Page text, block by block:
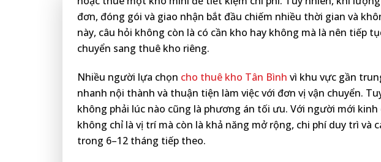
đơn, đóng gói và giao nhận bắt đầu chiếm nhiều thời gian và
này, câu hỏi không còn là có cần kho hay không mà là nên tiếp
chuyển sang thuê kho riêng.
Nhiều người lựa chọn cho thuê kho Tân Bình vì khu vực gần
nhanh nội thành và thuận tiện làm việc với đơn vị vận chuyển.
không phải lúc nào cũng là phương án tối ưu. Với người mới
không chỉ là vị trí mà còn là khả năng mở rộng, chi phí duy trì và
trong 6–12 tháng tiếp theo.